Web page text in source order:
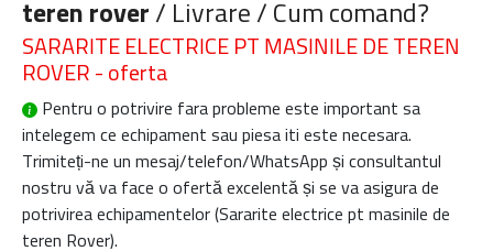
teren rover / Livrare / Cum comand?
SARARITE ELECTRICE PT MASINILE DE TEREN
ROVER - oferta
Pentru o potrivire fara probleme este important sa
intelegem ce echipament sau piesa iti este necesara.
Trimiteți-ne un mesaj/telefon/WhatsApp și consultantul
nostru vă va face o ofertă excelentă și se va asigura de
potrivirea echipamentelor (Sararite electrice pt masinile de
teren Rover).